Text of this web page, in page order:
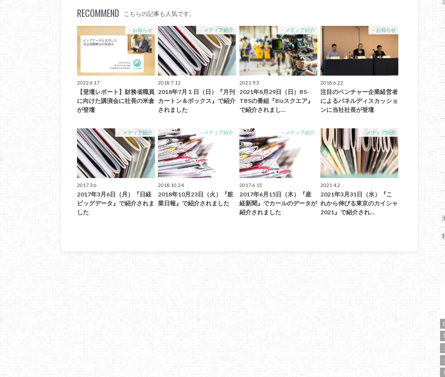
RECOMMEND こちらの記事も人気です。
－お知らせ
2022.6.17
【登壇レポート】財務省職員
に向けた講演会に社長の米倉
が登壇
－メディア紹介
2018.7.12
2018年7月１日（日）『月刊
カートン＆ボックス』で紹介
されました
－メディア紹介
2021.9.3
2021年8月29日（日）BS-
TBSの番組『Bizスクエア』
で紹介されまし…
－お知らせ
2018.6.22
注目のベンチャー企業経営者
によるパネルディスカッショ
ンに当社社長が登壇
－メディア紹介
2017.3.6
2017年3月6日（月）『日経
ビッグデータ』で紹介されま
した
－メディア紹介
2018.10.24
2018年10月23日（火）『粧
業日報』で紹介されました
－メディア紹介
2017.6.15
2017年6月15日（木）『産
経新聞』でカールのデータが
紹介されました
－メディア紹介
2021.4.2
2021年3月31日（水）『こ
れから伸びる東京のカイシャ
2021』で紹介され…